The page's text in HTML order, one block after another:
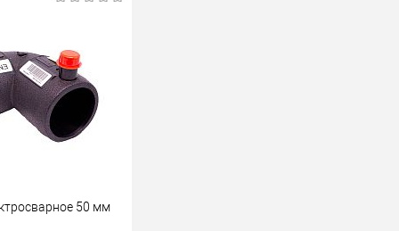
Сравнить
В наличии
50 мм